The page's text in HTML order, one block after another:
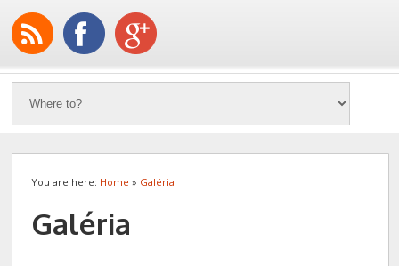
You are here: Home » Galéria
Galéria